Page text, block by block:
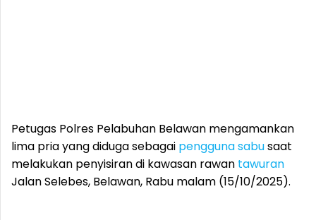
Petugas Polres Pelabuhan Belawan mengamankan
lima pria yang diduga sebagai penggunasabusaat
melakukan penyisiran di kawasan rawan tawuran
Jalan Selebes, Belawan, Rabu malam (15/10/2025).